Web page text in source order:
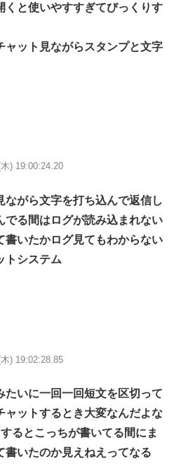
くと使いやすすぎてびっくりす
ャット見ながらスタンプと文字
) 19:00:24.20
がら文字を打ち込んで返信し
でる間はログが読み込まれない
書いたかログ見てもわからない
トシステム
) 19:02:28.85
たいに一回一回短文を区切って
ャットするとき大変なんだよな
るとこっちが書いてる間にま
書いたのか見えねえってなる